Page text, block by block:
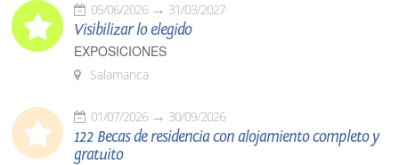
05/06/2026 31/03/2027
Visibilizar lo elegido
EXPOSICIONES
Salamanca
01/07/2026 30/09/2026
122 Becas de residencia con alojamiento completo y
gratuito